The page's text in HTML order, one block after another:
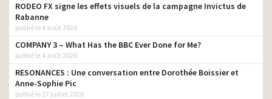
RODEO FX signe les effets visuels de la campagne Invictus de
Rabanne
publié le 4 août 2026
COMPANY 3 – What Has the BBC Ever Done for Me?
publié le 4 août 2026
RESONANCES : Une conversation entre Dorothée Boissier et
Anne-Sophie Pic
publié le 27 juillet 2026